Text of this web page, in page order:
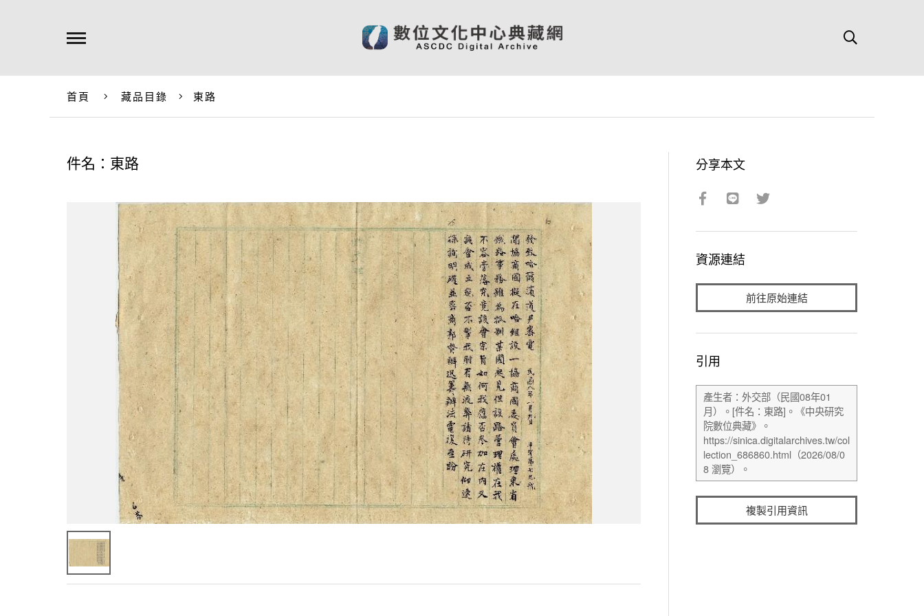
首頁 藏品目錄 東路
件名：東路 分享本文
資源連結
前往原始連結
引用
複製引用資訊